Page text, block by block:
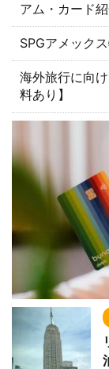
アム・カード
SPGアメック
海外旅行に向
料あり】